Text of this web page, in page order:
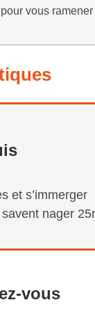
vous
et s’immerger
nager
vous